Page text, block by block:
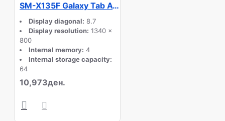
SM-X135F Galaxy Tab A11 LTE
Display diagonal: 8.7
Display resolution: 1340 x
800
Internal memory: 4
Internal storage capacity:
64
10,973ден.